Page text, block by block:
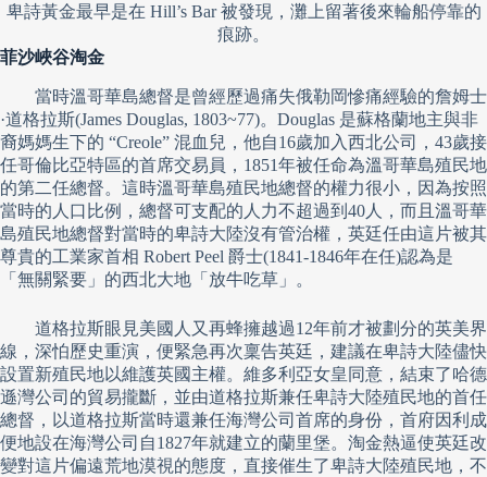
卑詩黃金最早是在 Hill’s Bar 被發現，灘上留著後來輪船停靠的
痕跡。
菲沙峽谷淘金
當時溫哥華島總督是曾經歷過痛失俄勒岡慘痛經驗的詹姆士
·道格拉斯(James Douglas, 1803~77)。Douglas 是蘇格蘭地主與非
裔媽媽生下的 “Creole” 混血兒，他自16歲加入西北公司，43歲接
任哥倫比亞特區的首席交易員，1851年被任命為溫哥華島殖民地
的第二任總督。這時溫哥華島殖民地總督的權力很小，因為按照
當時的人口比例，總督可支配的人力不超過到40人，而且溫哥華
島殖民地總督對當時的卑詩大陸沒有管治權，英廷任由這片被其
尊貴的工業家首相 Robert Peel 爵士(1841-1846年在任)認為是
「無關緊要」的西北大地「放牛吃草」。
道格拉斯眼見美國人又再蜂擁越過12年前才被劃分的英美界
線，深怕歷史重演，便緊急再次稟告英廷，建議在卑詩大陸儘快
設置新殖民地以維護英國主權。維多利亞女皇同意，結束了哈德
遜灣公司的貿易攏斷，並由道格拉斯兼任卑詩大陸殖民地的首任
總督，以道格拉斯當時還兼任海灣公司首席的身份，首府因利成
便地設在海灣公司自1827年就建立的蘭里堡。淘金熱逼使英廷改
變對這片偏遠荒地漠視的態度，直接催生了卑詩大陸殖民地，不